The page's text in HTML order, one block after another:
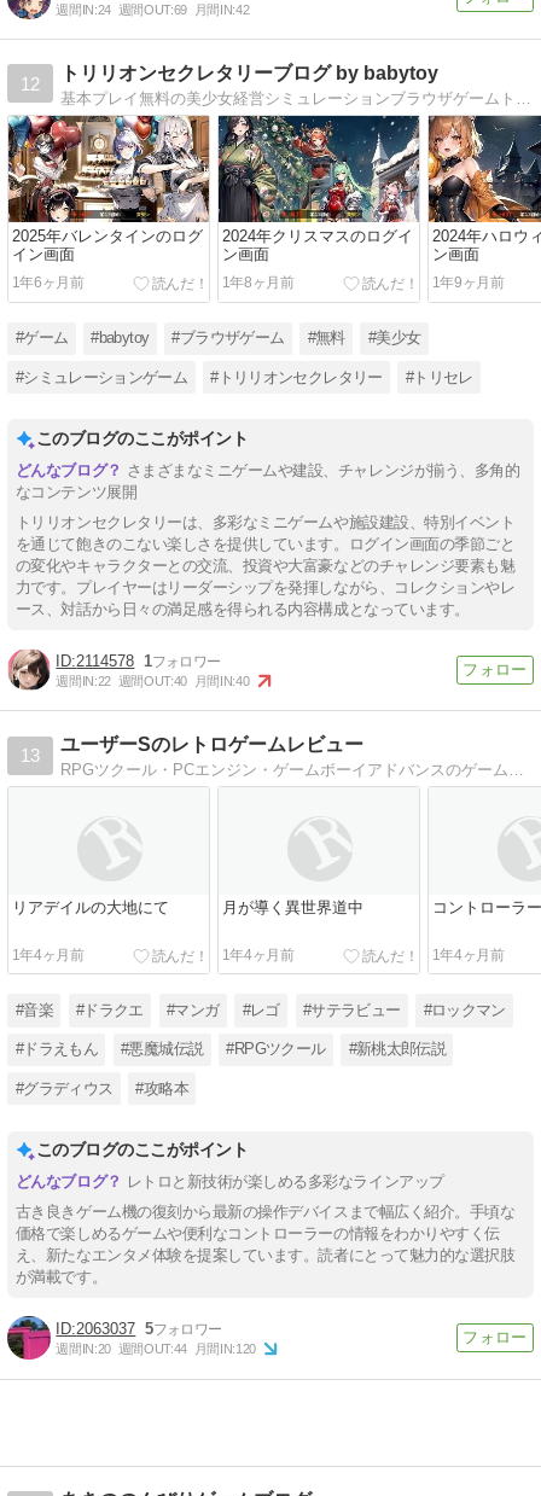
週間IN:24 週間OUT:69 月間IN:42
12
トリリオンセクレタリーブログ by babytoy
2025年バレンタインのログ
イン画面
1年6ヶ月前
2024年クリスマスのログイ
ン画面
1年8ヶ月前
2024年ハロウ
ン画面
1年9ヶ月前
#ゲーム #babytoy #ブラウザゲーム #無料 #美少女
#シミュレーションゲーム #トリリオンセクレタリー #トリセレ
このブログのここがポイント
さまざまなミニゲームや建設、チャレンジが揃う、多角的
なコンテンツ展開
トリリオンセクレタリーは、多彩なミニゲームや施設建設、特別イベント
を通じて飽きのこない楽しさを提供しています。ログイン画面の季節ごと
の変化やキャラクターとの交流、投資や大富豪などのチャレンジ要素も魅
力です。プレイヤーはリーダーシップを発揮しながら、コレクションやレ
ース、対話から日々の満足感を得られる内容構成となっています。
2114578 1
週間IN:22 週間OUT:40 月間IN:40
13
ユーザーSのレトロゲームレビュー
RPGツクール・PCエンジン・ゲームボーイアドバンスのゲーム・攻略本・LEGOのレビュー・裏技の紹介をします。家庭用ゲームネタが多いです
リアデイルの大地にて
1年4ヶ月前
月が導く異世界道中
1年4ヶ月前
コントローラ
1年4ヶ月前
#音楽 #ドラクエ #マンガ #レゴ #サテラビュー #ロックマン
#ドラえもん #悪魔城伝説 #RPGツクール #新桃太郎伝説
#グラディウス #攻略本
このブログのここがポイント
レトロと新技術が楽しめる多彩なラインアップ
古き良きゲーム機の復刻から最新の操作デバイスまで幅広く紹介。手頃な
価格で楽しめるゲームや便利なコントローラーの情報をわかりやすく伝
え、新たなエンタメ体験を提案しています。読者にとって魅力的な選択肢
が満載です。
2063037 5
週間IN:20 週間OUT:44 月間IN:120